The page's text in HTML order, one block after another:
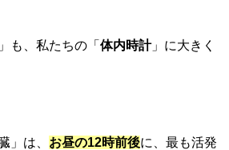
」も、私たちの「 体内時計」に大きく
」は、 お昼の12時前後に、最も活発